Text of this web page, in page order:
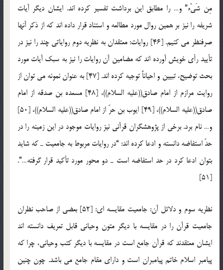
مِن شَیْء” و… را مطابق این برداشت تفسیر کرده اند. ایشان دیگر آیات
شریفه را نیز بر همین روال مورد مطالعه و استناد قرار داده اند که از ذکر آنها
صرفنظر می کنیم. [46] روایات: معتقدان به نظریه دوم روایاتی چند را نیز در
تأیید رأی خویش آورده اند که مضامین آن روایات را نیز به سبک آیات مورد
بحث توضیح، تبیین و احیاناً توجیه کرده اند. [47] به عنوان نمونه می توان از
روایت مرازم از امام صادق((علیه السلام))، [48] مسعده بن صدقه از امام
صادق((علیه السلام))، [49] ایوب بن حرّ از امام صادق((علیه السلام))، [50]
و… نام برد. برخی از پژوهشگران قرآنی نیز روایات موجود در این زمینه را در
حدّ استفاضه دانسته و ادعا کرده اند: “در روایات مربوط به جامعیت ـ که شاید
بتوان ادعا کرد در حد استفاضه است ـ دو محور مورد تأکید قرار گرفته…”.
[51]
نظریه سوم و دلائل آن: جامعیت مقایسه ای: [52] بعضی از صاحب نظران
جامعیت قرآن را در مقایسه با دیگر متون وحیانی قابل تعریف دانسته اند
ایشان معتقدند که قرآن جامع است در مقایسه با دیگر کتب وحیانی، چرا که
پیامبر اسلام خاتم پیامبران است و دارای مقام جامع می باشد. چون چنین